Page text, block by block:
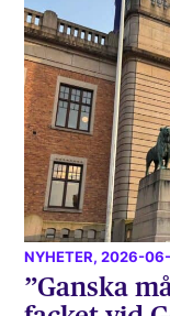
NYHETER, 2026-
”Ganska